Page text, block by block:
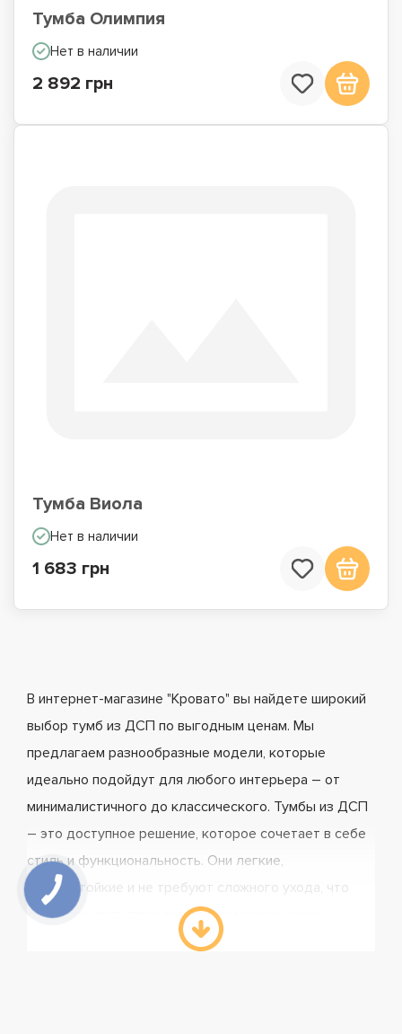
Тумба Олимпия
Нет в наличии
2 892 грн
Тумба Виола
Нет в наличии
1 683 грн
В интернет-магазине "Кровато" вы найдете широкий
выбор тумб из ДСП по выгодным ценам. Мы
предлагаем разнообразные модели, которые
идеально подойдут для любого интерьера – от
минималистичного до классического. Тумбы из ДСП
– это доступное решение, которое сочетает в себе
стиль и функциональность. Они легкие,
износостойкие и не требуют сложного ухода, что
делает их популярным выбором среди наших